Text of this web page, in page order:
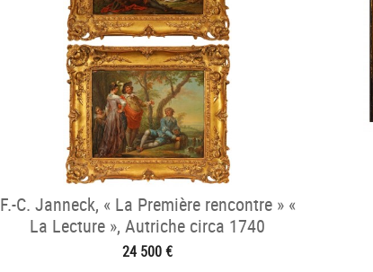
F.-C. Janneck, « La Première rencontre » «
La Lecture », Autriche circa 1740
24 500 €